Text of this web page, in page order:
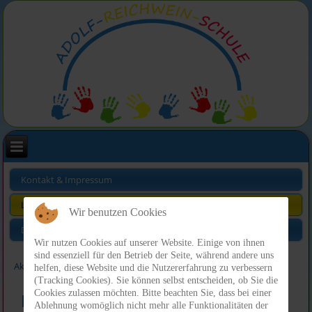
Kontakt & Impressum
Links
Datenschutz
Aktuelle Seite:Index Links
Links
Wir benutzen Cookies
Wir nutzen Cookies auf unserer Website. Einige von ihnen
sind essenziell für den Betrieb der Seite, während andere uns
helfen, diese Website und die Nutzererfahrung zu verbessern
(Tracking Cookies). Sie können selbst entscheiden, ob Sie die
Cookies zulassen möchten. Bitte beachten Sie, dass bei einer
Ablehnung womöglich nicht mehr alle Funktionalitäten der